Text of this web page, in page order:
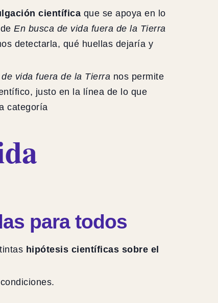
científica que se apoya en lo
En busca de vida fuera de la Tierra
detectarla, qué huellas dejaría y
vida fuera de la Tierra nos permite
justo en la línea de lo que
categoría
para todos
hipótesis científicas sobre el